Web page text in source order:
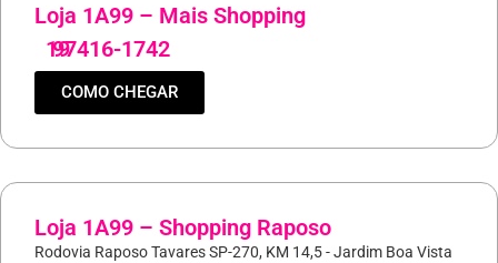
Loja 1A99 – Mais Shopping
19
97416-1742
COMO CHEGAR
Loja 1A99 – Shopping Raposo
Rodovia Raposo Tavares SP-270, KM 14,5 - Jardim Boa Vista